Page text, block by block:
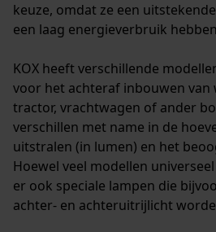
keuze, omdat ze een
een laag energieverbruik
KOX heeft verschillende
voor het achteraf inbouwen van
tractor, vrachtwagen of ander
verschillen met name in de
uitstralen (in lumen) en het
Hoewel veel modellen
er ook speciale lampen die
achter- en achteruitrijlicht